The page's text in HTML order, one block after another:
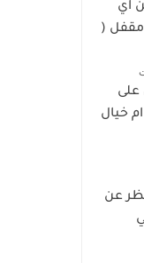
اي
(
على
خيال
عن